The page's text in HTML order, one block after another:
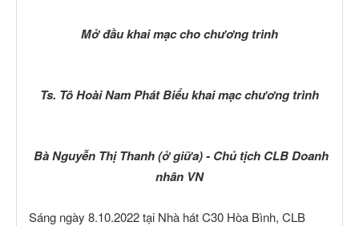
Mở đầu khai mạc cho chương trình
Ts. Tô Hoài Nam Phát Biểu khai mạc chương trình
Bà Nguyễn Thị Thanh (ở giữa) - Chủ tịch CLB Doanh
nhân VN
Sáng ngày 8.10.2022 tại Nhà hát C30 Hòa Bình, CLB